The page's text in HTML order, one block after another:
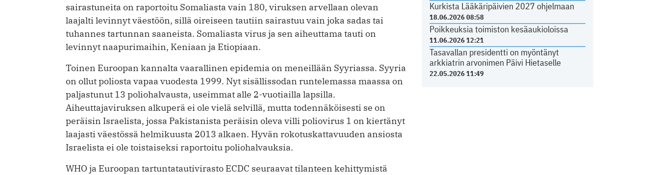
Kurkista Lääkäripäivien 2027 ohjelmaan
18.06.2026 08:58
Poikkeuksia toimiston kesäaukioloissa
11.06.2026 12:21
Tasavallan presidentti on myöntänyt
arkkiatrin arvonimen Päivi Hietaselle
22.05.2026 11:49
sairastuneita on raportoitu Somaliasta vain 180, viruksen arvellaan olevan
laajalti levinnyt väestöön, sillä oireiseen tautiin sairastuu vain joka sadas tai
tuhannes tartunnan saaneista. Somaliasta virus ja sen ­aiheuttama tauti on
levinnyt naapurimaihin, Keniaan ja Etiopiaan.
Toinen Euroopan kannalta vaarallinen epidemia on meneillään Syyriassa. Syyria
on ollut poliosta vapaa vuodesta 1999. Nyt sisällissodan runtelemassa maassa on
paljastunut 13 poliohalvausta, useimmat alle 2-vuotiailla lapsilla.
Aiheuttajaviruksen alkuperä ei ole vielä selvillä, mutta todennäköisesti se on
peräisin Israelista, jossa Pakistanista peräisin oleva villi poliovirus 1 on kiertänyt
laajasti väestössä helmikuusta 2013 alkaen. Hyvän rokotuskattavuuden ansiosta
Israelista ei ole toistaiseksi raportoitu poliohalvauksia.
WHO ja Euroopan tartuntatautivirasto ECDC seuraavat tilanteen kehittymistä